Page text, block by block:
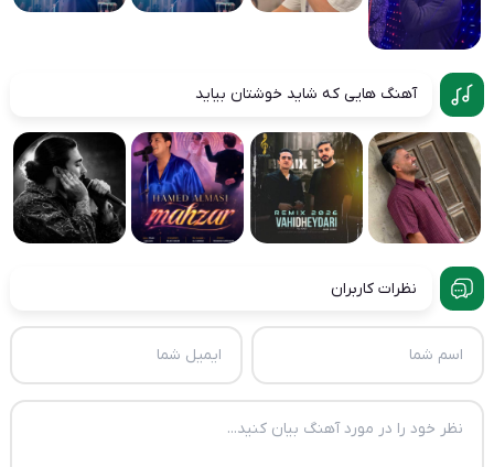
آهنگ هایی که شاید خوشتان بیاید
نظرات کاربران